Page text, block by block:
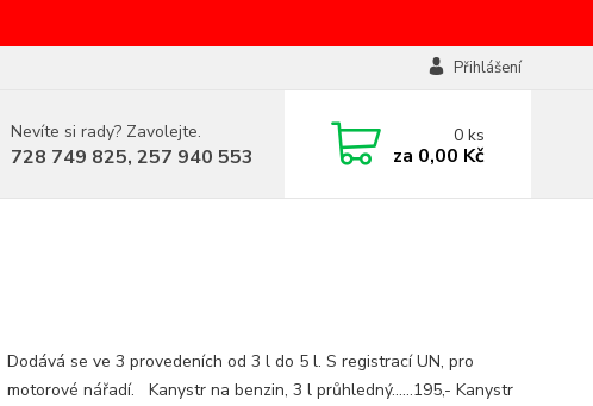
Přihlášení
Nevíte si rady? Zavolejte.
728 749 825, 257 940 553
0ks
za 0,00 Kč
Dodává se ve 3 provedeních od 3 l do 5 l. S registrací UN, pro
motorové nářadí. Kanystr na benzin, 3 l průhledný......195,- Kanystr